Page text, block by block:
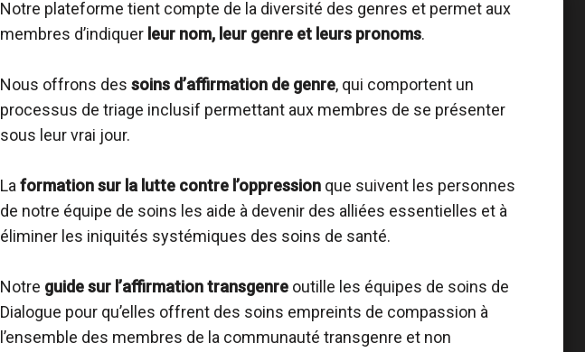
Notre plateforme tient compte de la diversité des genres et permet aux
membres d’indiquer leur nom, leur genre et leurs pronoms.
Nous offrons des soins d’affirmation de genre, qui comportent un
processus de triage inclusif permettant aux membres de se présenter
sous leur vrai jour.
Laformation sur la lutte contre l’oppression que suivent les personnes
de notre équipe de soins les aide à devenir des alliées essentielles et à
éliminer les iniquités systémiques des soins de santé.
Notre guide sur l’affirmation transgenre outille les équipes de soins de
Dialogue pour qu’elles offrent des soins empreints de compassion à
l’ensemble des membres de la communauté transgenre et non